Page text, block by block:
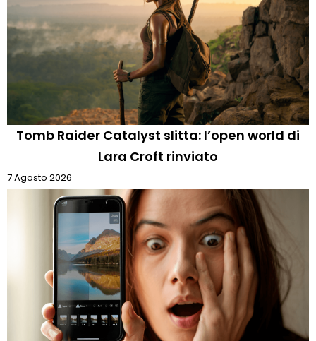
Tomb Raider Catalyst slitta: l’open world di
Lara Croft rinviato
7 Agosto 2026